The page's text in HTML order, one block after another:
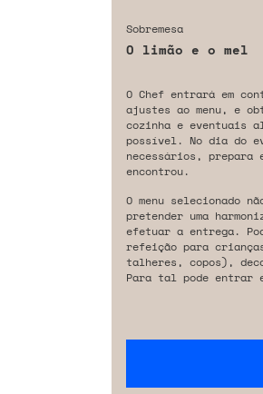
Sobremesa
O limão e o mel
O Chef entrará em
ajustes ao menu, e
cozinha e eventuais
possível. No dia do
necessários, prepara
encontrou.
O menu selecionado
pretender uma
efetuar a entrega.
refeição para
talheres, copos),
Para tal pode entrar